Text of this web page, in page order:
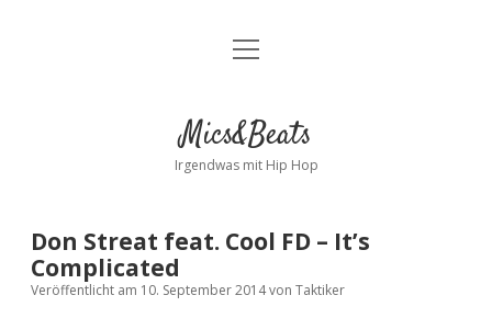
Kontakt
facebookinstagram
bandcamp
spotify
Menü
Mics&Beats
Irgendwas mit Hip Hop
Don Streat feat. Cool FD – It’s
Complicated
Veröffentlicht am 10. September 2014von Taktiker